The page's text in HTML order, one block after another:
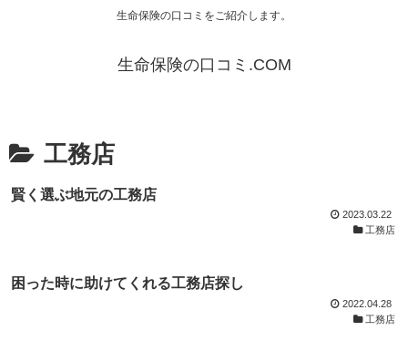
生命保険の口コミをご紹介します。
生命保険の口コミ.COM
工務店
賢く選ぶ地元の工務店
2023.03.22
工務店
困った時に助けてくれる工務店探し
2022.04.28
工務店